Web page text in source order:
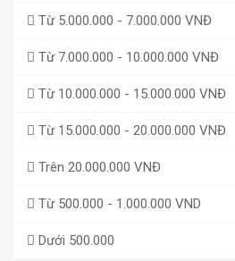
Từ 5.000.000 - 7.000.000 VNĐ
Từ 7.000.000 - 10.000.000 VNĐ
Từ 10.000.000 - 15.000.000 VNĐ
Từ 15.000.000 - 20.000.000 VNĐ
Trên 20.000.000 VNĐ
Từ 500.000 - 1.000.000 VND
Dưới 500.000